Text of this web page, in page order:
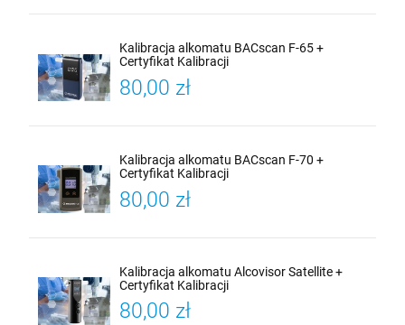
Kalibracja alkomatu BACscan F-65 +
Certyfikat Kalibracji
80,00 zł
Kalibracja alkomatu BACscan F-70 +
Certyfikat Kalibracji
80,00 zł
Kalibracja alkomatu Alcovisor Satellite +
Certyfikat Kalibracji
80,00 zł